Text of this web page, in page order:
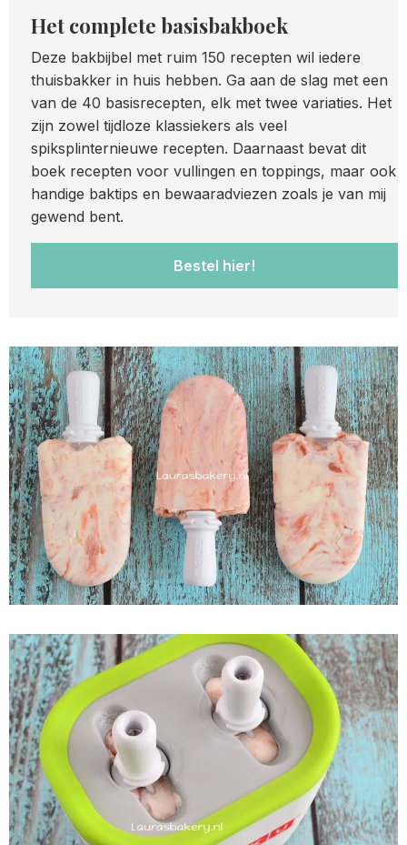
Het complete basisbakboek
Deze bakbijbel met ruim 150 recepten wil iedere
thuisbakker in huis hebben. Ga aan de slag met een
van de 40 basisrecepten, elk met twee variaties. Het
zijn zowel tijdloze klassiekers als veel
spiksplinternieuwe recepten. Daarnaast bevat dit
boek recepten voor vullingen en toppings, maar ook
handige baktips en bewaaradviezen zoals je van mij
gewend bent.
Bestel hier!